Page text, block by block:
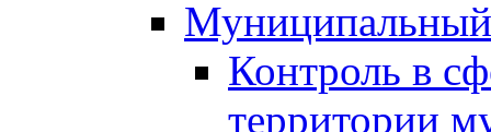
Муниципальный
Контроль в
территории